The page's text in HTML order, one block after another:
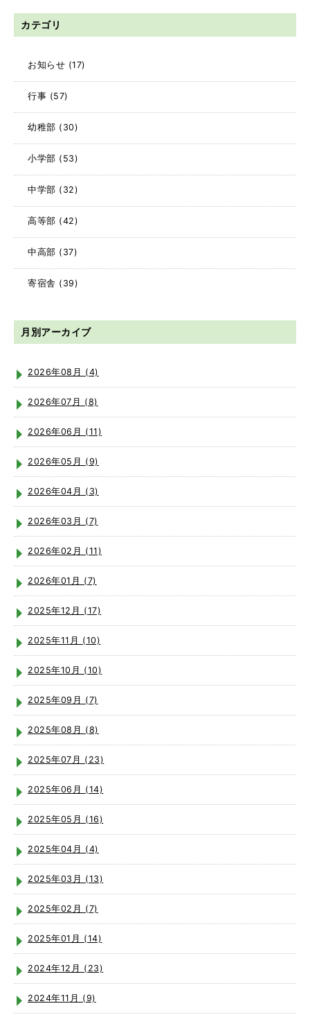
カテゴリ
お知らせ (17)
行事 (57)
幼稚部 (30)
小学部 (53)
中学部 (32)
高等部 (42)
中高部 (37)
寄宿舎 (39)
月別アーカイブ
2026年08月 (4)
2026年07月 (8)
2026年06月 (11)
2026年05月 (9)
2026年04月 (3)
2026年03月 (7)
2026年02月 (11)
2026年01月 (7)
2025年12月 (17)
2025年11月 (10)
2025年10月 (10)
2025年09月 (7)
2025年08月 (8)
2025年07月 (23)
2025年06月 (14)
2025年05月 (16)
2025年04月 (4)
2025年03月 (13)
2025年02月 (7)
2025年01月 (14)
2024年12月 (23)
2024年11月 (9)